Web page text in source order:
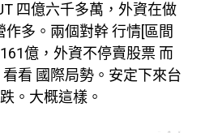
四億六千多萬，外資在做
作多。兩個對幹 行情[區間
億，外資不停賣股票 而
看 國際局勢。安定下來台
。大概這樣。